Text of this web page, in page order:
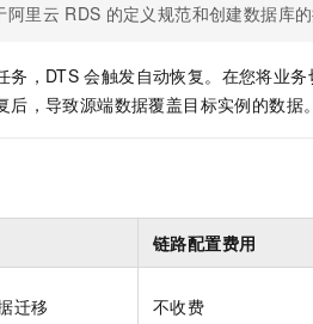
阿里云 RDS 的定义规范和创建数据库
务，DTS 会触发自动恢复。在您将业
后，导致源端数据覆盖目标实例的数据。
链路配置费用
迁移 不收费